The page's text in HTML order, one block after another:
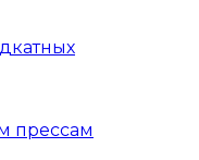
прессам